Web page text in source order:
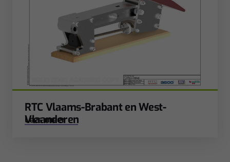
RTC Vlaams-Brabant en West-
Vlaanderen
Lees meer